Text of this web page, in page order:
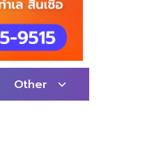
Other